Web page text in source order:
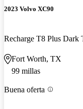
2023 Volvo XC90
Recharge T8 Plus Dark
Fort Worth, TX
99 millas
Buena oferta